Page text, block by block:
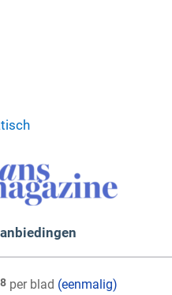
per blad (eenmalig)